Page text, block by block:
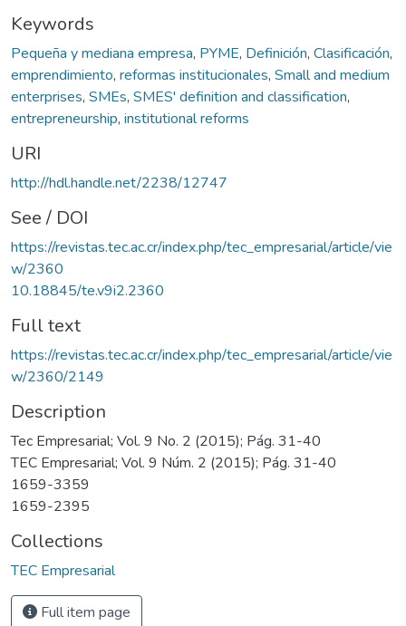
Keywords
Pequeña y mediana empresa, PYME, Definición, Clasificación,
emprendimiento, reformas institucionales, Small and medium
enterprises, SMEs, SMES' definition and classification,
entrepreneurship, institutional reforms
URI
http://hdl.handle.net/2238/12747
See / DOI
https://revistas.tec.ac.cr/index.php/tec_empresarial/article/vie
w/2360
10.18845/te.v9i2.2360
Full text
https://revistas.tec.ac.cr/index.php/tec_empresarial/article/vie
w/2360/2149
Description
Tec Empresarial; Vol. 9 No. 2 (2015); Pág. 31-40
TEC Empresarial; Vol. 9 Núm. 2 (2015); Pág. 31-40
1659-3359
1659-2395
Collections
TEC Empresarial
Full item page